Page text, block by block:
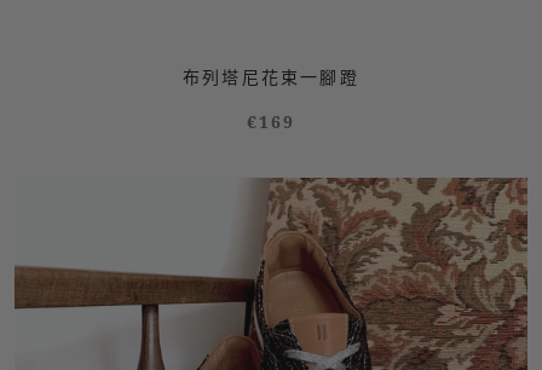
布列塔尼花束一腳蹬
€169